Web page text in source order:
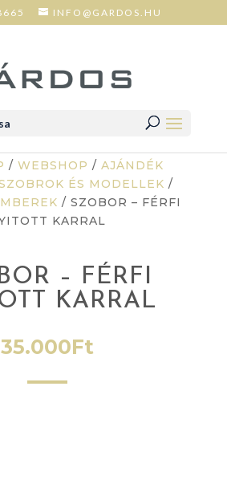
INFO@GARDOS.HU
/ WEBSHOP / AJÁNDÉK
ÉS MODELLEK /
/ SZOBOR – FÉRFI
KARRAL
– FÉRFI
KARRAL
35.000Ft